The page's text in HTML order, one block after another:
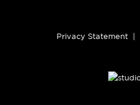
Privacy Statement